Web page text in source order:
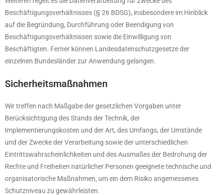
Beschäftigungsverhältnisses (§ 26 BDSG), insbesondere im Hinblick
auf die Begründung, Durchführung oder Beendigung von
Beschäftigungsverhältnissen sowie die Einwilligung von
Beschäftigten. Ferner können Landesdatenschutzgesetze der
einzelnen Bundesländer zur Anwendung gelangen.
Sicherheitsmaßnahmen
Wir treffen nach Maßgabe der gesetzlichen Vorgaben unter
Berücksichtigung des Stands der Technik, der
Implementierungskosten und der Art, des Umfangs, der Umstände
und der Zwecke der Verarbeitung sowie der unterschiedlichen
Eintrittswahrscheinlichkeiten und des Ausmaßes der Bedrohung der
Rechte und Freiheiten natürlicher Personen geeignete technische und
organisatorische Maßnahmen, um ein dem Risiko angemessenes
Schutzniveau zu gewährleisten.